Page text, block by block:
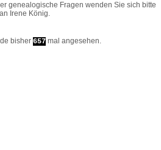
genealogische Fragen wenden Sie sich bitte
an Irene König.
bisher 657 mal angesehen.